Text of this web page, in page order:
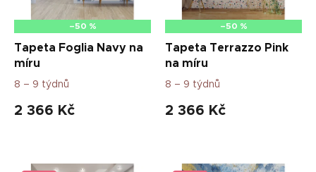
u
ů
–50 %
Tapeta Foglia Navy na
míru
8 – 9 týdnů
2 366 Kč
–50 %
Tapeta Terrazzo Pink
na míru
8 – 9 týdnů
2 366 Kč